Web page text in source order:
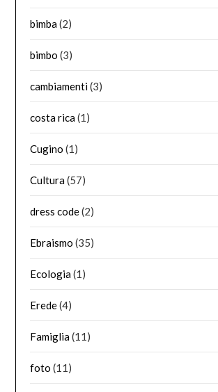
bimba(2)
bimbo (3)
cambiamenti(3)
costa rica(1)
Cugino (1)
Cultura(57)
dress code(2)
Ebraismo (35)
Ecologia(1)
Erede(4)
Famiglia(11)
foto (11)